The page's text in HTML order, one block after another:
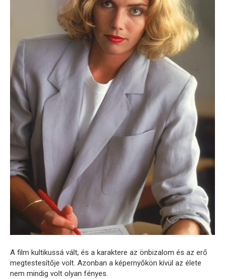
A film kultikussá vált, és a karaktere az önbizalom és az erő
megtestesítője volt. Azonban a képernyőkön kívül az élete
nem mindig volt olyan fényes.